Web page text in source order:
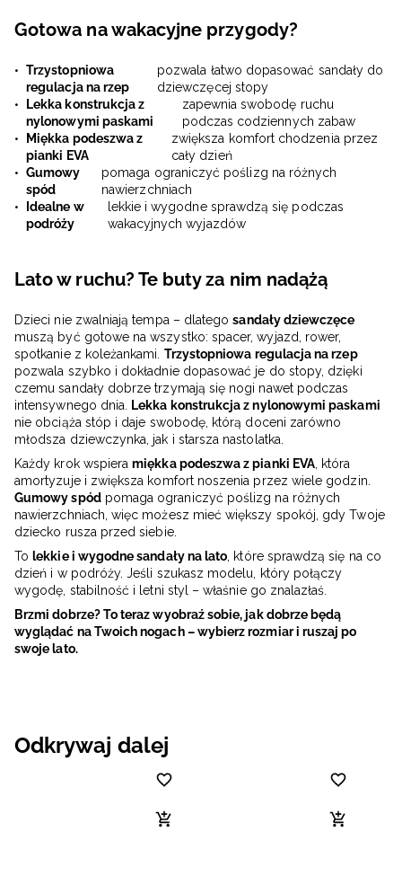
Gotowa na wakacyjne przygody?
Trzystopniowa
regulacja na rzep
pozwala łatwo dopasować sandały do
dziewczęcej stopy
Lekka konstrukcja z
nylonowymi paskami
zapewnia swobodę ruchu
podczas codziennych zabaw
Miękka podeszwa z
pianki EVA
zwiększa komfort chodzenia przez
cały dzień
Gumowy
spód
pomaga ograniczyć poślizg na różnych
nawierzchniach
Idealne w
podróży
lekkie i wygodne sprawdzą się podczas
wakacyjnych wyjazdów
Lato w ruchu? Te buty za nim nadążą
Dzieci nie zwalniają tempa – dlategosandały dziewczęce
muszą być gotowe na wszystko: spacer, wyjazd, rower,
spotkanie z koleżankami. Trzystopniowa regulacja na rzep
pozwala szybko i dokładnie dopasować je do stopy, dzięki
czemu sandały dobrze trzymają się nogi nawet podczas
intensywnego dnia. Lekka konstrukcja z nylonowymi paskami
nie obciąża stóp i daje swobodę, którą doceni zarówno
młodsza dziewczynka, jak i starsza nastolatka.
Każdy krok wspieramiękka podeszwa z pianki EVA, która
amortyzuje i zwiększa komfort noszenia przez wiele godzin.
Gumowy spódpomaga ograniczyć poślizg na różnych
nawierzchniach, więc możesz mieć większy spokój, gdy Twoje
dziecko rusza przed siebie.
Tolekkie i wygodne sandały na lato, które sprawdzą się na co
dzień i w podróży. Jeśli szukasz modelu, który połączy
wygodę, stabilność i letni styl – właśnie go znalazłaś.
Brzmi dobrze? To teraz wyobraź sobie, jak dobrze będą
wyglądać na Twoich nogach – wybierz rozmiar i ruszaj po
swoje lato.
Odkrywaj dalej